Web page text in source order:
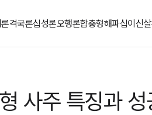
격국론십성론오행론합충형해파십이신
사주 특징과 성